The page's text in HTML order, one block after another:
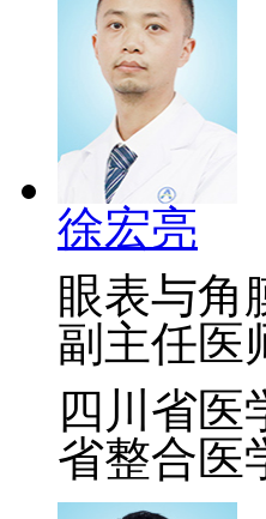
徐宏亮
眼表与角
副主任医
四川省医
省整合医